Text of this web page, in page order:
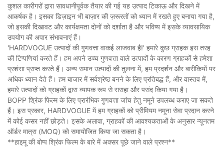
कुशल कारीगरों द्वारा सावधानीपूर्वक तैयार की गई यह उत्पाद टिकाऊ और दिखने में
आकर्षक है। इसका डिज़ाइन भी बाज़ार की ज़रूरतों को ध्यान में रखते हुए बनाया गया है,
जो इसकी दिखावट और कार्यक्षमता दोनों को दर्शाता है और भविष्य में इसके व्यावसायिक
उपयोग की अपार संभावनाएं हैं।
'HARDVOGUE उत्पादों की गुणवत्ता वाकई लाजवाब है!' हमारे कुछ ग्राहक इस तरह
की टिप्पणियां करते हैं। हम अपने उच्च गुणवत्ता वाले उत्पादों के कारण ग्राहकों से हमेशा
प्रशंसा प्राप्त करते हैं। अन्य समान उत्पादों की तुलना में, हम प्रदर्शन और बारीकियों पर
अधिक ध्यान देते हैं। हम बाजार में सर्वश्रेष्ठ बनने के लिए प्रतिबद्ध हैं, और वास्तव में,
हमारे उत्पादों को ग्राहकों द्वारा व्यापक रूप से सराहा और पसंद किया गया है।
BOPP श्रिंक फिल्म के लिए प्रारंभिक गुणवत्ता जांच हेतु नमूने उपलब्ध कराए जा सकते
हैं। इस प्रकार, HARDVOGUE में हम ग्राहकों को प्रीमियम नमूना सेवा प्रदान करने
में कोई कसर नहीं छोड़ते। इसके अलावा, ग्राहकों की आवश्यकताओं के अनुसार न्यूनतम
ऑर्डर मात्रा (MOQ) को समायोजित किया जा सकता है।
**हाइमू की बोप्प श्रिंक फिल्म के बारे में अक्सर पूछे जाने वाले प्रश्न**